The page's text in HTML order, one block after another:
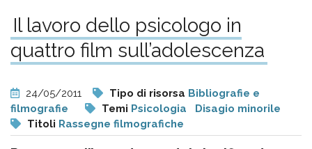
di
Documentazione
e
analisi
Il lavoro dello psicologo in
quattro film sull’adolescenza
24/05/2011 Tipo di risorsa Bibliografie e
filmografie
Temi Psicologia
Disagio minorile
Titoli Rassegne filmografiche